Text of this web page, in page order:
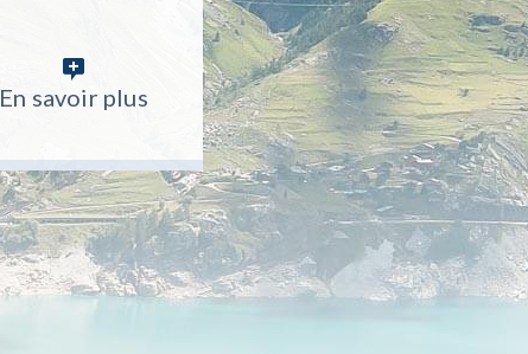
En savoir plus
En savoir plus
En savoir plus